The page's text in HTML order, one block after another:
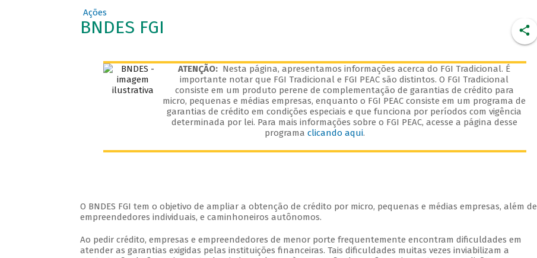
Ações
BNDES FGI
ATENÇÃO: Nesta página, apresentamos informações acerca do FGI Tradicional. É
importante notar que FGI Tradicional e FGI PEAC são distintos. O FGI Tradicional
consiste em um produto perene de complementação de garantias de crédito para
micro, pequenas e médias empresas, enquanto o FGI PEAC consiste em um programa de
garantias de crédito em condições especiais e que funciona por períodos com vigência
determinada por lei. Para mais informações sobre o FGI PEAC, acesse a página desse
programa clicando aqui.
O BNDES FGI tem o objetivo de ampliar a obtenção de crédito por micro, pequenas e médias empresas, além de
empreendedores individuais, e caminhoneiros autônomos.
Ao pedir crédito, empresas e empreendedores de menor porte frequentemente encontram dificuldades em
atender as garantias exigidas pelas instituições financeiras. Tais dificuldades muitas vezes inviabilizam a